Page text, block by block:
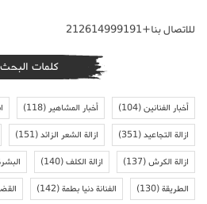
للاتصال بنا+212614999191
كلمات البحث
أخبار الفنانين(104) أخبار المشاهير(118)
ازالة التجاعيد(351) ازالة الشعر الزائد(151)
ازالة الكرش(137) ازالة الكلف(140)
الطريقة(130) الفنانة دنيا بطمة(142)